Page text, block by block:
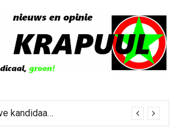
Progressieve kandidaat El-Sayed senaatskandidaat Michigan